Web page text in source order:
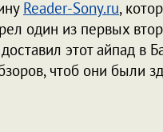
Reader-Sony.ru,
один из первых
этот айпад в
чтоб они были